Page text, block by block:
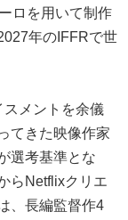
ロを用いて制作
年のIFFRで世
メントを余儀
てきた映像作家
選考基準とな
らNetflixクリエ
、長編監督作4